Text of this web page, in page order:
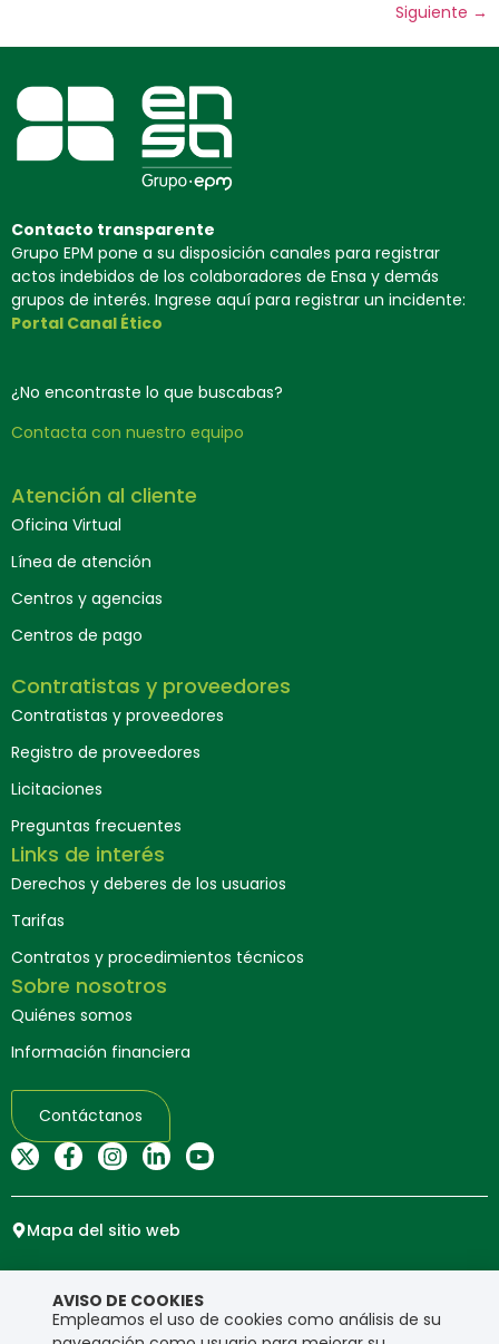
Siguiente →
Contacto transparente
Grupo EPM pone a su disposición canales para registrar
actos indebidos de los colaboradores de Ensa y demás
grupos de interés. Ingrese aquí para registrar un incidente:
Portal Canal Ético
¿No encontraste lo que buscabas?
Contacta con nuestro equipo
Atención al cliente
Oficina Virtual
Línea de atención
Centros y agencias
Centros de pago
Contratistas y proveedores
Contratistas y proveedores
Registro de proveedores
Licitaciones
Preguntas frecuentes
Links de interés
Derechos y deberes de los usuarios
Tarifas
Contratos y procedimientos técnicos
Sobre nosotros
Quiénes somos
Información financiera
Contáctanos
Mapa del sitio web
Política de privacidad
AVISO DE COOKIES
Empleamos el uso de cookies como análisis de su